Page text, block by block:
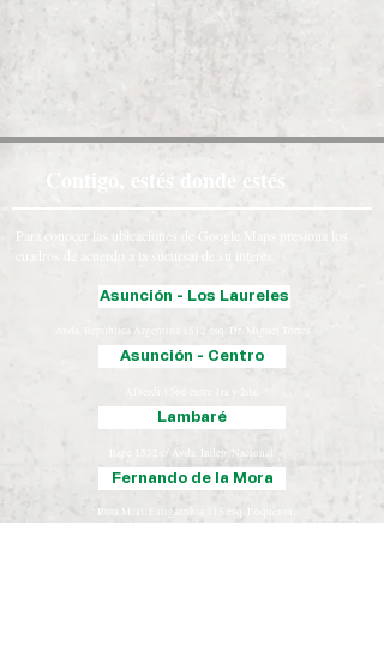
Contigo, estés donde estés
Para conocer las ubicaciones de Google Maps presiona los
cuadros de acuerdo a la sucursal de su interés:
Asunción - Los Laureles
Avda. República Argentina 1512 esq. Dr. Miguel Torres.
Asunción - Centro
Lambaré
Itape 1532 c/ Avda. Indep. Nacional.
Fernando de la Mora
Ruta Mcal. Estigarribia 115 esq. Boquerón.